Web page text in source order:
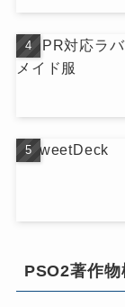
PSO2著作